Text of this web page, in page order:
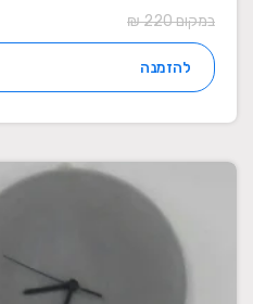
במקום 220 ₪
להזמנה